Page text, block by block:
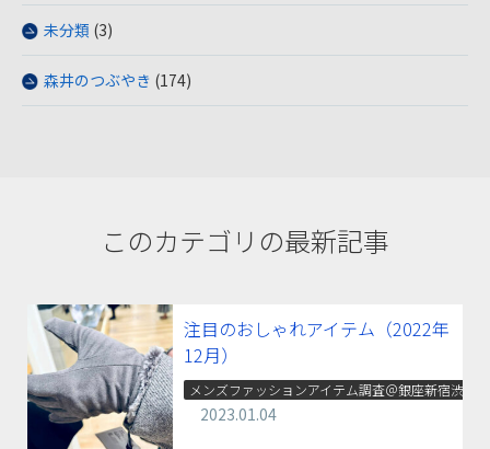
未分類 (3)
森井のつぶやき (174)
このカテゴリの最新記事
注目のおしゃれアイテム（2022年
12月）
メンズファッションアイテム調査＠銀座新宿渋谷
2023.01.04